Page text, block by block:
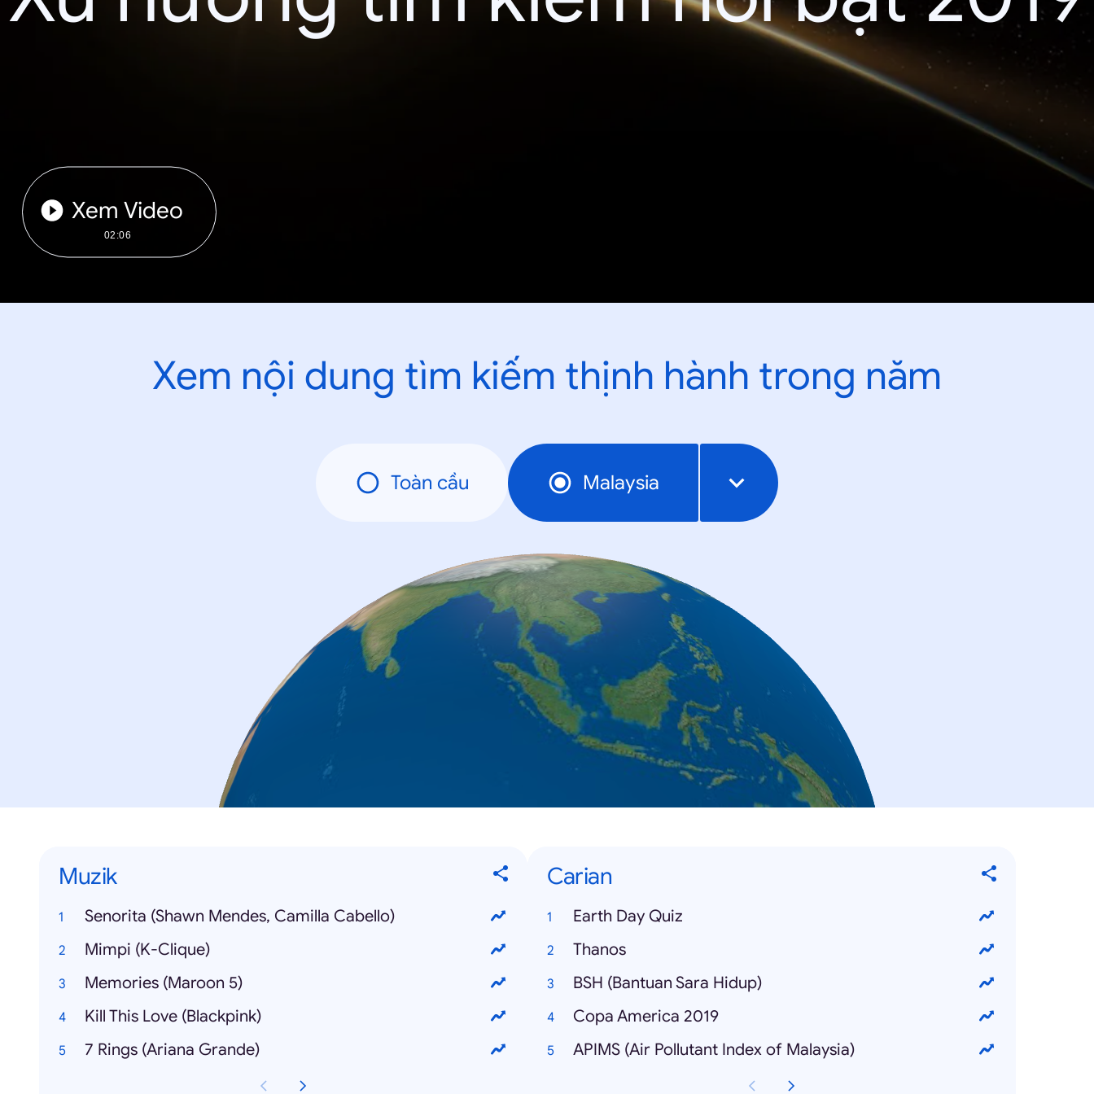
Xem Video
02:06
Xem nội dung tìm kiếm thịnh hành trong năm
Toàn cầu Malaysia
Muzik
Senorita (Shawn Mendes, Camilla Cabello)
Mimpi (K-Clique)
Memories (Maroon 5)
Kill This Love (Blackpink)
7 Rings (Ariana Grande)
Carian
Earth Day Quiz
Thanos
BSH (Bantuan Sara Hidup)
Copa America 2019
APIMS (Air Pollutant Index of Malaysia)